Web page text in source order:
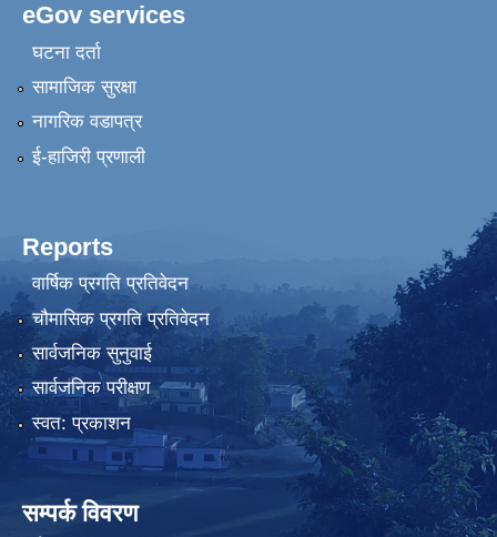
eGov services
घटना दर्ता
सामाजिक सुरक्षा
नागरिक वडापत्र
ई-हाजिरी प्रणाली
Reports
वार्षिक प्रगति प्रतिवेदन
चौमासिक प्रगति प्रतिवेदन
सार्वजनिक सुनुवाई
सार्वजनिक परीक्षण
स्वत: प्रकाशन
सम्पर्क विवरण